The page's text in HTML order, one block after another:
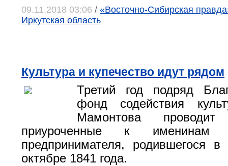
09.11.2018 03:06 / «Восточно-Сибирская
Иркутская область
Культура и купечество идут рядом
Третий год подряд
фонд содействия
Мамонтова проводит
приуроченные к именинам
предпринимателя, родившегося в
октябре 1841 года.